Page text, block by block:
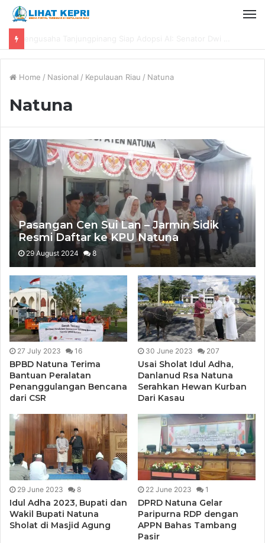
Home / Nasional / Kepulauan Riau / Natuna
Natuna
Pasangan Cen Sui Lan – Jarmin Sidik
Resmi Daftar ke KPU Natuna
29 August 2024 8
27 July 2023 16
BPBD Natuna Terima
Bantuan Peralatan
Penanggulangan Bencana
dari CSR
30 June 2023 207
Usai Sholat Idul Adha,
Danlanud Rsa Natuna
Serahkan Hewan Kurban
Dari Kasau
29 June 2023 8
Idul Adha 2023, Bupati dan
Wakil Bupati Natuna
Sholat di Masjid Agung
22 June 2023 1
DPRD Natuna Gelar
Paripurna RDP dengan
APPN Bahas Tambang
Pasir